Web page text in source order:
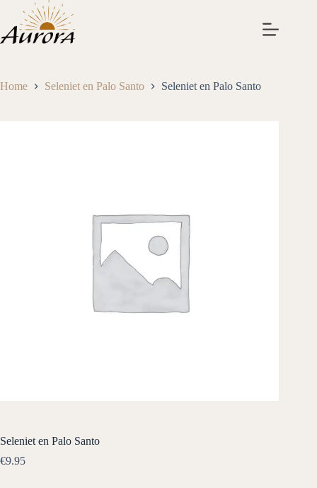
de
inhoud
Home Seleniet en Palo Santo Seleniet en Palo Santo
Seleniet en Palo Santo
€9.95